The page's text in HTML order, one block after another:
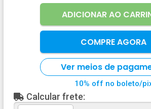
ADICIONAR AO
COMPRE AGORA
Ver meios de
10% off no boleto/
Calcular frete: